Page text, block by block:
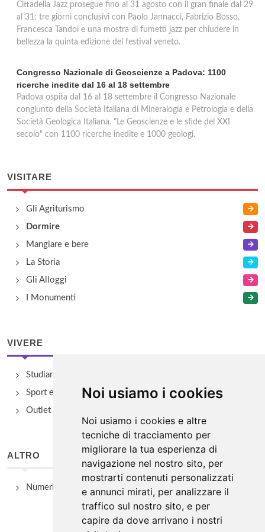
Noi usiamo i cookies
Noi usiamo i cookies e altre
tecniche di tracciamento per
migliorare la tua esperienza di
navigazione nel nostro sito, per
mostrarti contenuti personalizzati
e annunci mirati, per analizzare il
traffico sul nostro sito, e per
capire da dove arrivano i nostri
Cittadella Jazz prosegue fino al 31 agosto con il gran finale dal 29
al 31: tre giorni conclusivi con Paolo Jannacci, Fabrizio Bosso,
Francesca Tandoi e una mostra di fumetti jazz per chiudere in
bellezza la quinta edizione del festival veneto.
Congresso Nazionale di Geoscienze a Padova: 1100
ricerche inedite dal 16 al 18 settembre
Padova ospita dal 16 al 18 settembre il Congresso Nazionale
congiunto della Società Italiana di Mineralogia e Petrologia e della
Società Geologica Italiana. "Le Geoscienze e le sfide del XXI
secolo" con 1100 ricerche inedite e 1000 geologi.
VISITARE
Gli Agriturismo
Dormire
Mangiare e bere
La Storia
Gli Alloggi
I Monumenti
VIVERE
Studiare
Sport e Benessere
Outlet e spacci aziendali
ALTRO
Numeri Utili